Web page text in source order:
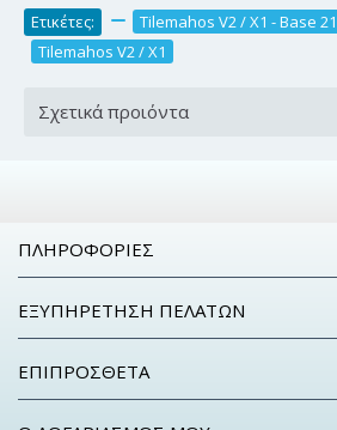
Ετικέτες:
Tilemahos V2 / X1 - Base
Tilemahos V2 / X1
Σχετικά προιόντα
ΠΛΗΡΟΦΟΡΊΕΣ
ΕΞΥΠΗΡΈΤΗΣΗ ΠΕΛΑΤΏΝ
ΕΠΙΠΡΌΣΘΕΤΑ